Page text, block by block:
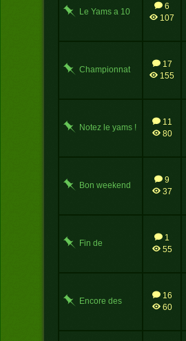
Le Yams a 10
6
107
Championnat
17
155
Notez le yams !
11
80
Bon weekend
9
37
Fin de
1
55
Encore des
16
60